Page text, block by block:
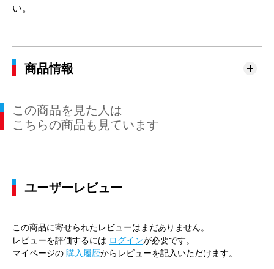
い。
商品情報
この商品を見た人は
こちらの商品も見ています
ユーザーレビュー
この商品に寄せられたレビューはまだありません。
レビューを評価するには ログインが必要です。
マイページの 購入履歴からレビューを記入いただけます。